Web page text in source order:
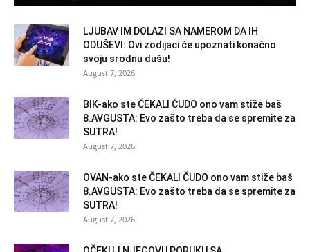
LJUBAV IM DOLAZI SA NAMEROM DA IH
ODUŠEVI: Ovi zodijaci će upoznati konačno
svoju srodnu dušu!
August 7, 2026
BIK-ako ste ČEKALI ČUDO ono vam stiže baš
8.AVGUSTA: Evo zašto treba da se spremite za
SUTRA!
August 7, 2026
OVAN-ako ste ČEKALI ČUDO ono vam stiže baš
8.AVGUSTA: Evo zašto treba da se spremite za
SUTRA!
August 7, 2026